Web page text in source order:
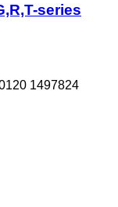
series
1497824